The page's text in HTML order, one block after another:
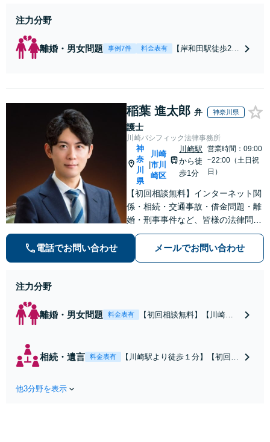
注力分野
離婚・男女問題 事例7件 料金表有
【岸和田駅徒歩2
してご依頼頂ける
よう努めておりま
す。一人で悩まず
にまずはお気軽に
ご相談を。
稲葉 進太郎 弁
護士
神奈川県
川崎パシフィック法律事務所
神
奈
川
県
川崎
市川
崎区
川崎駅
から徒
歩1分
営業時間：09:00
~22:00（土日祝
日）
【初回相談無料】インターネット関
係・相続・交通事故・借金問題・離
婚・刑事事件など、皆様の法律問題
を解決すべく、親身になって取り組
みます。クチコミ・リピーターの方
も多数。お気軽にお問い合わせ下さ
電話でお問い合わせ メールでお問い合わせ
注力分野
離婚・男女問題 料金表有
【初回相談無料】【川崎駅
割・婚姻費用・養育費・財
相続・遺言 料金表有
【川崎駅より徒歩１分】【初回相
他3分野を表示